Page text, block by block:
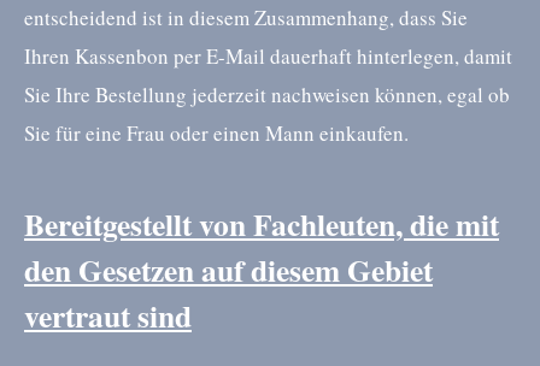
entscheidend ist in diesem Zusammenhang, dass Sie
Ihren Kassenbon per E-Mail dauerhaft hinterlegen, damit
Sie Ihre Bestellung jederzeit nachweisen können, egal ob
Sie für eine Frau oder einen Mann einkaufen.
Bereitgestellt von Fachleuten, die mit
den Gesetzen auf diesem Gebiet
vertraut sind